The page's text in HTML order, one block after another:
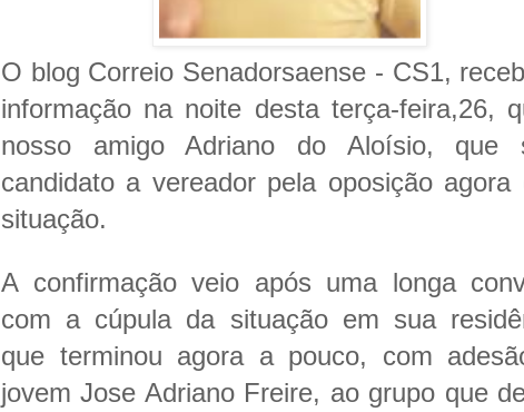
O blog Correio Senadorsaense - CS1,
informação na noite desta terça-feira,26,
nosso amigo Adriano do Aloísio, que
candidato a vereador pela oposição agora
situação.
A confirmação veio após uma longa
com a cúpula da situação em sua
que terminou agora a pouco, com
jovem Jose Adriano Freire, ao grupo que